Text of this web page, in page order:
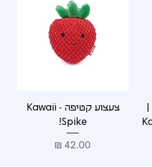
צעצוע קטיפה Kawaii -
Spike!
מחיר